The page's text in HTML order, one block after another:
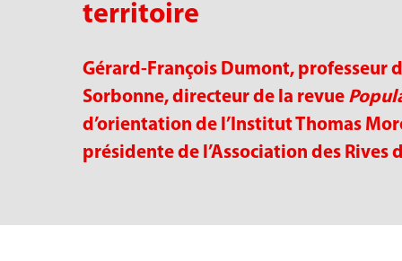
territoire
Gérard-François Dumont, professeur
Sorbonne, directeur de la revue
d’orientation de l’Institut Thomas
présidente de l’Association des Rives